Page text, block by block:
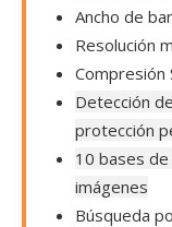
Ancho de
Resolución
Compresión
Detección
protección
10 bases
imágenes
Búsqueda